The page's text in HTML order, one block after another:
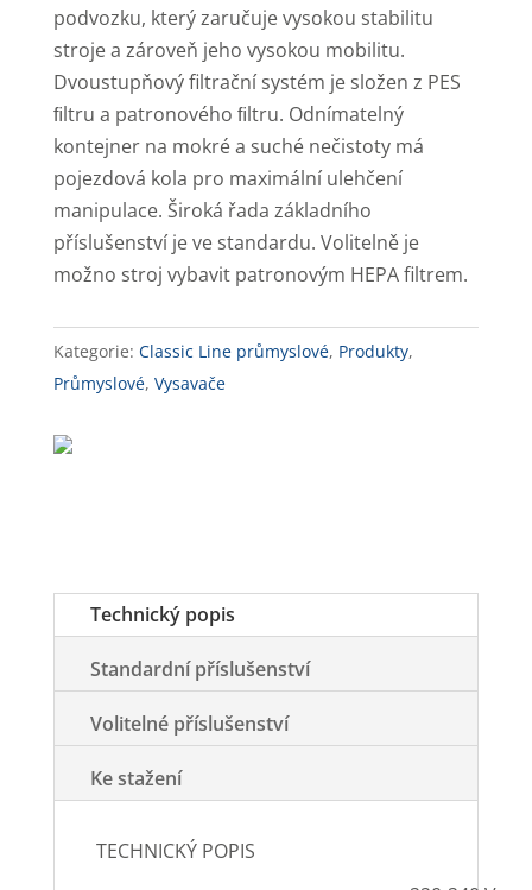
podvozku, který zaručuje vysokou stabilitu
stroje a zároveň jeho vysokou mobilitu.
Dvoustupňový filtrační systém je složen z PES
ﬁltru a patronového ﬁltru. Odnímatelný
kontejner na mokré a suché nečistoty má
pojezdová kola pro maximální ulehčení
manipulace. Široká řada základního
příslušenství je ve standardu. Volitelně je
možno stroj vybavit patronovým HEPA filtrem.
Kategorie: Classic Line průmyslové, Produkty,
Průmyslové, Vysavače
Technický popis
Standardní příslušenství
Volitelné příslušenství
Ke stažení
TECHNICKÝ POPIS